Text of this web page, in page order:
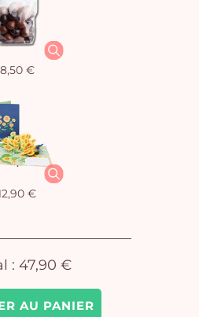
AU PANIER
8,50 €
€
: 47,90 €